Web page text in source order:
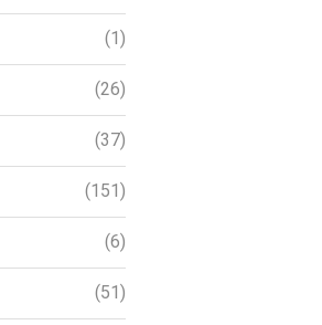
(1)
(26)
(37)
(151)
(6)
(51)